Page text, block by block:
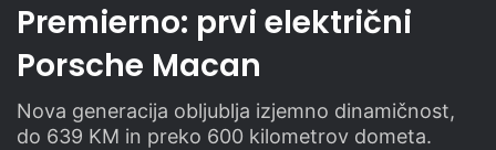
Premierno: prvi električni
Porsche Macan
Nova generacija obljublja izjemno dinamičnost,
do 639 KM in preko 600 kilometrov dometa.